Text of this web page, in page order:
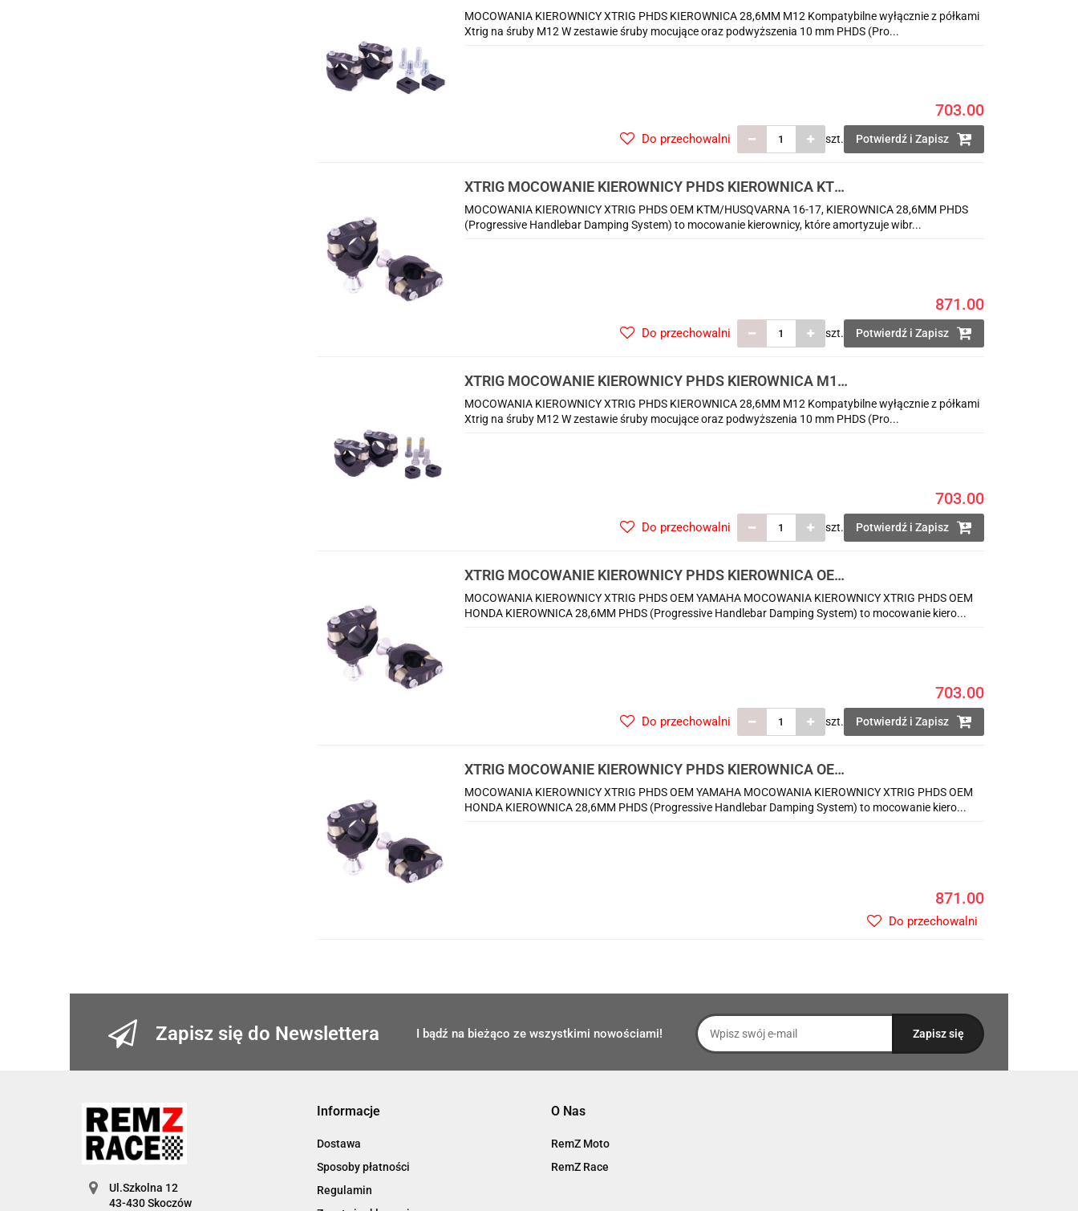
28,6MM
MOCOWANIA KIEROWNICY XTRIG PHDS KIEROWNICA 28,6MM M12 Kompatybilne wyłącznie z półkami
Xtrig na śruby M12 W zestawie śruby mocujące oraz podwyższenia 10 mm PHDS (Pro...
703.00
szt. Potwierdź i Zapisz
Do przechowalni
XTRIG MOCOWANIE KIEROWNICY PHDS KIEROWNICA KTM
HUSQVARNA
MOCOWANIA KIEROWNICY XTRIG PHDS OEM KTM/HUSQVARNA 16-17, KIEROWNICA 28,6MM PHDS
(Progressive Handlebar Damping System) to mocowanie kierownicy, które amortyzuje wibr...
871.00
szt. Potwierdź i Zapisz
Do przechowalni
XTRIG MOCOWANIE KIEROWNICY PHDS KIEROWNICA M10
28,6MM
MOCOWANIA KIEROWNICY XTRIG PHDS KIEROWNICA 28,6MM M12 Kompatybilne wyłącznie z półkami
Xtrig na śruby M12 W zestawie śruby mocujące oraz podwyższenia 10 mm PHDS (Pro...
703.00
szt. Potwierdź i Zapisz
Do przechowalni
XTRIG MOCOWANIE KIEROWNICY PHDS KIEROWNICA OEM
BETA; SHERCO; KTM 28.6MM M10
MOCOWANIA KIEROWNICY XTRIG PHDS OEM YAMAHA MOCOWANIA KIEROWNICY XTRIG PHDS OEM
HONDA KIEROWNICA 28,6MM PHDS (Progressive Handlebar Damping System) to mocowanie kiero...
703.00
szt. Potwierdź i Zapisz
Do przechowalni
XTRIG MOCOWANIE KIEROWNICY PHDS KIEROWNICA OEM
YAMAHA YZF '14-'22
MOCOWANIA KIEROWNICY XTRIG PHDS OEM YAMAHA MOCOWANIA KIEROWNICY XTRIG PHDS OEM
HONDA KIEROWNICA 28,6MM PHDS (Progressive Handlebar Damping System) to mocowanie kiero...
871.00
Do przechowalni
Zapisz się do Newslettera I bądź na bieżąco ze wszystkimi nowościami!
Ul.Szkolna 12
43-430 Skoczów
Informacje
Dostawa
Sposoby płatności
Regulamin
O Nas
RemZ Moto
RemZ Race